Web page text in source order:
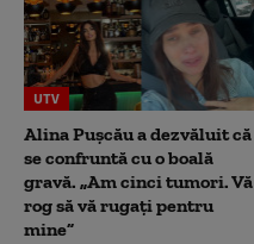
UTV
Alina Pușcău a dezvăluit că
se confruntă cu o boală
gravă. „Am cinci tumori. Vă
rog să vă rugați pentru
mine”